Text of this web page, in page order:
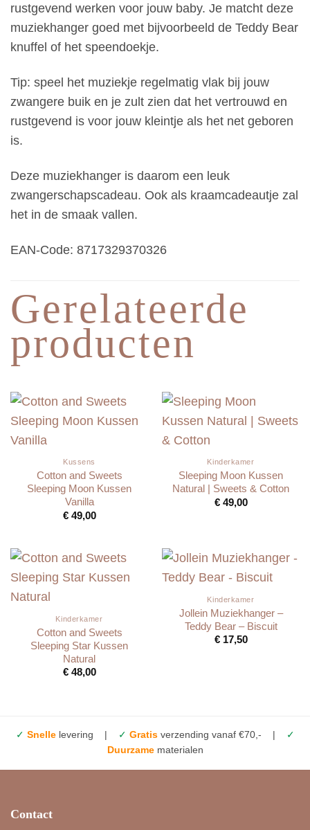
rustgevend werken voor jouw baby. Je matcht deze
muziekhanger goed met bijvoorbeeld de Teddy Bear
knuffel of het speendoekje.
Tip: speel het muziekje regelmatig vlak bij jouw
zwangere buik en je zult zien dat het vertrouwd en
rustgevend is voor jouw kleintje als het net geboren
is.
Deze muziekhanger is daarom een leuk
zwangerschapscadeau. Ook als kraamcadeautje zal
het in de smaak vallen.
EAN-Code: 8717329370326
Gerelateerde
producten
Kussens
Cotton and Sweets
Sleeping Moon Kussen
Vanilla
€49,00
Kinderkamer
Sleeping Moon Kussen
Natural | Sweets & Cotton
€49,00
Kinderkamer
Cotton and Sweets
Sleeping Star Kussen
Natural
€48,00
Kinderkamer
Jollein Muziekhanger –
Teddy Bear – Biscuit
€17,50
✓ Snellelevering | ✓ Gratisverzending vanaf €70,- |
✓
Duurzamematerialen
Contact